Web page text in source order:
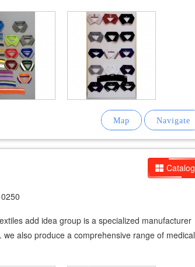
Catalog
add idea group is a specialized manufacturer
also produce a comprehensive range of medical